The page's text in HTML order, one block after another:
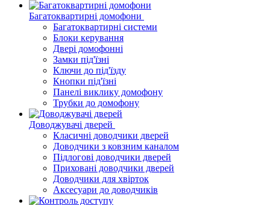
Багатоквартирні домофони
Багатоквартирні системи
Блоки керування
Двері домофонні
Замки під'їзні
Ключи до під'їзду
Кнопки під'їзні
Панелі виклику домофону
Трубки до домофону
Доводжувачі дверей
Класичні доводчики дверей
Доводчики з ковзним каналом
Підлогові доводчики дверей
Приховані доводчики дверей
Доводчики для хвірток
Аксесуари до доводчиків